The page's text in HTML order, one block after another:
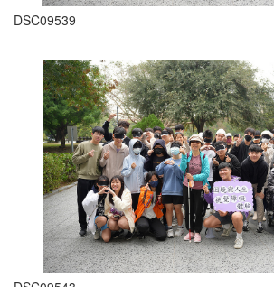
DSC09539